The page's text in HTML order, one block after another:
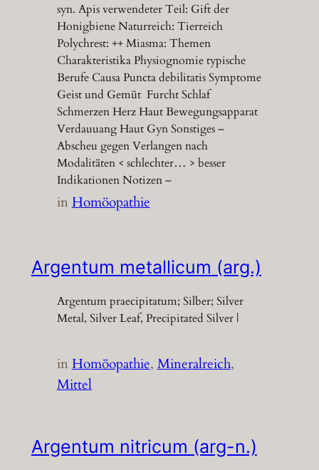
syn. Apis verwendeter Teil: Gift der
Honigbiene Naturreich: Tierreich
Polychrest: ++ Miasma: Themen
Charakteristika Physiognomie typische
Berufe Causa Puncta debilitatis Symptome
Geist und Gemüt Furcht Schlaf
Schmerzen Herz Haut Bewegungsapparat
Verdauuang Haut Gyn Sonstiges –
Abscheu gegen Verlangen nach
Modalitäten < schlechter… > besser
Indikationen Notizen –
inHomöopathie
Argentum metallicum (arg.)
Argentum praecipitatum; Silber; Silver
Metal, Silver Leaf, Precipitated Silver |
inHomöopathie, Mineralreich
Mittel
Argentum nitricum (arg-n.)